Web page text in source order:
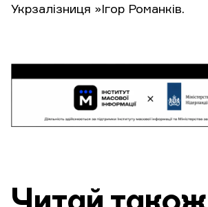
Укрзалізниця »Ігор Романків.